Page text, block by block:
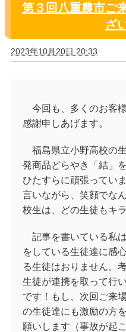
第３回八重農市ご
ざ
2023年10月20日 20:33
今回も、多くのお客
感謝申しあげます。
福島県立小野高校の
発商品どらやき「結」
ひたすらに頑張ってい
言いながら、笑顔でな
校生は、どの生徒もキ
記事を書いている私
をしている生徒達に感
る生徒はおりません。
生徒が連携を取って行
です！もし、次回ご来
の生徒達にも激励の方
願いします（事故が起